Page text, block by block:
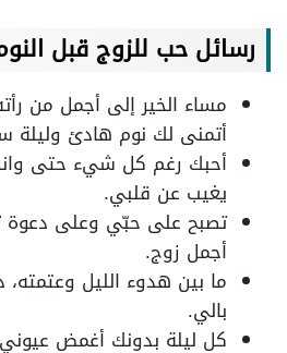
رسائل حب للزوج قبل
مساء الخير إلى أجمل من
أتمنى لك نوم هادئ وليلة
أحبك رغم كل شيء حتى
يغيب عن قلبي.
تصبح على حبّي وعلى دعوة
أجمل زوج.
ما بين هدوء الليل وعتمته،
بالي.
كل ليلة بدونك أغمض